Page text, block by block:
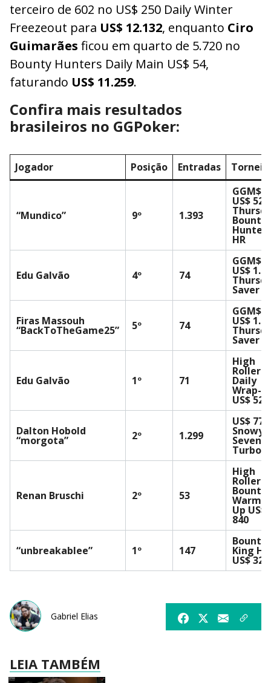
terceiro de 602 no US$ 250 Daily Winter
Freezeout para US$ 12.132, enquanto Ciro
Guimarães ficou em quarto de 5.720 no
Bounty Hunters Daily Main US$ 54,
faturando US$ 11.259.
Confira mais resultados
brasileiros no GGPoker:
Jogador Posição Entradas Torneio
“Mundico” 9º 1.393
GGM$
US$ 525
Bounty
Hunters
HR
Edu Galvão 4º 74
GGM$
US$
Saver
Firas Massouh
“BackToTheGame25” 5º 74
GGM$
US$
Saver
Edu Galvão 1º 71
High
Rollers
Daily
Wrap-
US$ 525
Dalton Hobold
“morgota” 2º 1.299
US$ 77
Snowy
Sevens
Turbo
Renan Bruschi 2º 53
High
Rollers
Bounty
Warm-
Up US$
840
“unbreakablee” 1º 147
Bounty
King HR
US$ 320
Gabriel Elias
LEIA TAMBÉM